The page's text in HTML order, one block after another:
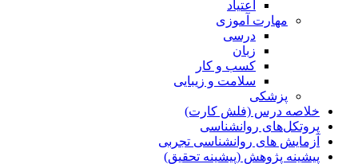
اعتیاد
مهارت آموزی
درسی
زبان
کسب و کار
سلامت و زیبایی
پزشکی
خلاصه درس (فلش کارت)
پروتکل‌های روانشناسی
آزمایش های روانشناسی تجربی
پیشینه پژوهش (پیشینه تحقیق)